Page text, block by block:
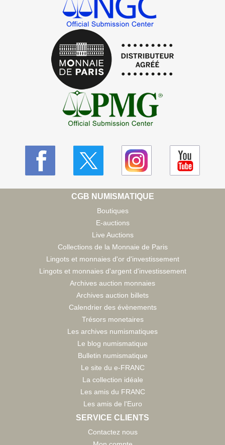
CGB NUMISMATIQUE
Boutiques
E-auctions
Live Auctions
Collections de la Monnaie de Paris
Lingots et monnaies d'or d'investissement
Lingots et monnaies d'argent d'investissement
Archives auction monnaies
Archives auction billets
Calendrier des évènements
Trésors monetaires
Les archives numismatiques
Le blog numismatique
Bulletin numismatique
Le site du e-FRANC
La collection idéale
Les amis du FRANC
Les amis de l'Euro
SERVICE CLIENTS
Contactez nous